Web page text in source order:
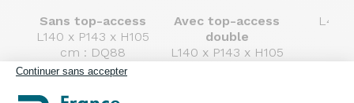
Continuer sans accepter
Sans top-access
L140 x P143 x H105
cm : DQ88
Avec top-access
double
L140 x P143 x H105